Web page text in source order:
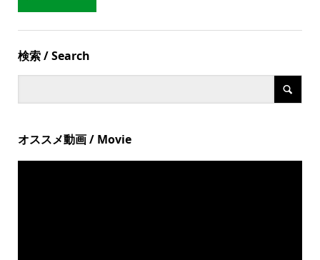
検索 / Search
オススメ動画 / Movie